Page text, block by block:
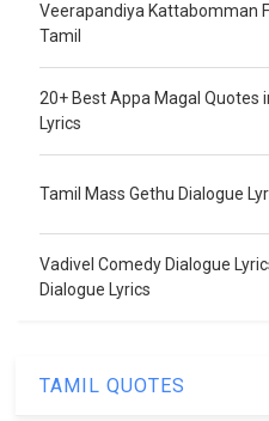
Veerapandiya Kattabomman
Tamil
20+ Best Appa Magal Quotes
Lyrics
Tamil Mass Gethu Dialogue
Vadivel Comedy Dialogue
Dialogue Lyrics
TAMIL QUOTES